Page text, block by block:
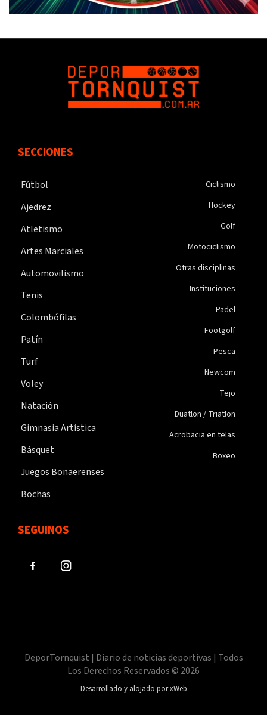
SECCIONES
Fútbol
Ajedrez
Atletismo
Artes Marciales
Automovilismo
Tenis
Colombófilas
Patín
Turf
Voley
Natación
Gimnasia Artística
Básquet
Juegos Bonaerenses
Bochas
Ciclismo
Hockey
Golf
Motociclismo
Otras disciplinas
Instituciones
Padel
Footgolf
Pesca
Newcom
Tejo
Duatlon / Triatlon
Acrobacia en telas
Boxeo
SEGUINOS
DeporTornquist | Diario de noticias deportivas | Todos
Los Derechos Reservados © 2026
Desarrollado y alojado por xWeb